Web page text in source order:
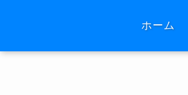
ホーム